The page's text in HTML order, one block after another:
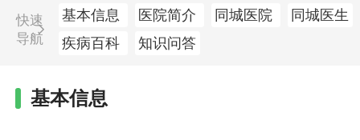
快速
导航
基本信息 医院简介 同城医院
同城医生
疾病百科
知识问答
基本信息